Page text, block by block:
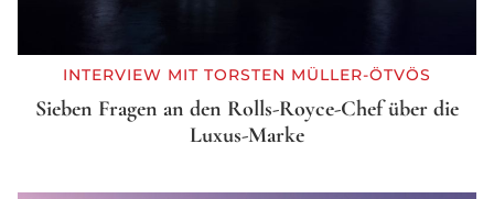
INTERVIEW MIT TORSTEN MÜLLER-ÖTVÖS
Sieben Fragen an den Rolls-Royce-Chef über die
Luxus-Marke